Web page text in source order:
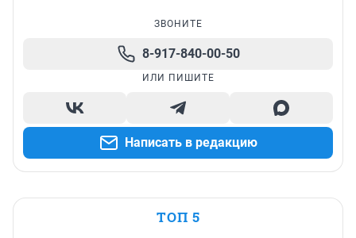
ЗВОНИТЕ
8-917-840-00-50
ИЛИ ПИШИТЕ
Написать в редакцию
ТОП 5